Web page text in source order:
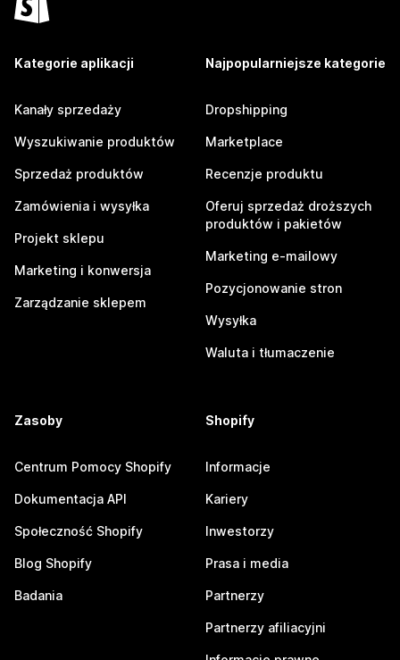
Kategorie aplikacji
Kanały sprzedaży
Wyszukiwanie produktów
Sprzedaż produktów
Zamówienia i wysyłka
Projekt sklepu
Marketing i konwersja
Zarządzanie sklepem
Najpopularniejsze kategorie
Dropshipping
Marketplace
Recenzje produktu
Oferuj sprzedaż droższych
produktów i pakietów
Marketing e-mailowy
Pozycjonowanie stron
Wysyłka
Waluta i tłumaczenie
Zasoby
Centrum Pomocy Shopify
Dokumentacja API
Społeczność Shopify
Blog Shopify
Badania
Shopify
Informacje
Kariery
Inwestorzy
Prasa i media
Partnerzy
Partnerzy afiliacyjni